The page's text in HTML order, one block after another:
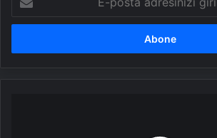
posta
adresinizi